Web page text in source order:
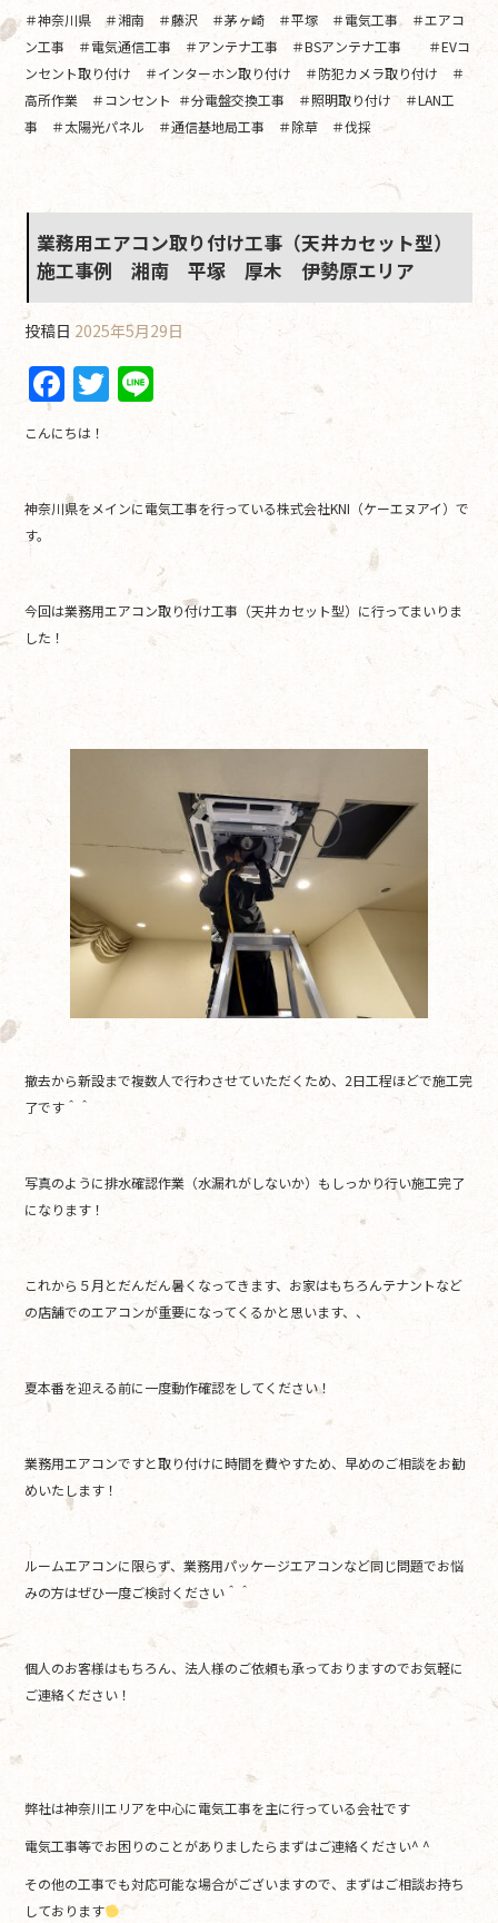
＃神奈川県 ＃湘南 ＃藤沢 ＃茅ヶ崎 ＃平塚 ＃電気工事 ＃エアコ
ン工事 ＃電気通信工事 ＃アンテナ工事 ＃BSアンテナ工事 ＃EVコ
ンセント取り付け ＃インターホン取り付け ＃防犯カメラ取り付け ＃
高所作業 ＃コンセント ＃分電盤交換工事 ＃照明取り付け ＃LAN工
事 ＃太陽光パネル ＃通信基地局工事 ＃除草 ＃伐採
業務用エアコン取り付け工事（天井カセット型）
施工事例 湘南 平塚 厚木 伊勢原エリア
投稿日 2025年5月29日
F
a
c
e
b
o
k
T
er
n
こんにちは！
神奈川県をメインに電気工事を行っている株式会社KNI（ケーエヌアイ）で
す。
今回は業務用エアコン取り付け工事（天井カセット型）に行ってまいりま
した！
撤去から新設まで複数人で行わさせていただくため、2日工程ほどで施工完
了です＾＾
写真のように排水確認作業（水漏れがしないか）もしっかり行い施工完了
になります！
これから５月とだんだん暑くなってきます、お家はもちろんテナントなど
の店舗でのエアコンが重要になってくるかと思います、、
夏本番を迎える前に一度動作確認をしてください！
業務用エアコンですと取り付けに時間を費やすため、早めのご相談をお勧
めいたします！
ルームエアコンに限らず、業務用パッケージエアコンなど同じ問題でお悩
みの方はぜひ一度ご検討ください＾＾
個人のお客様はもちろん、法人様のご依頼も承っておりますのでお気軽に
ご連絡ください！
弊社は神奈川エリアを中心に電気工事を主に行っている会社です
電気工事等でお困りのことがありましたらまずはご連絡ください^ ^
その他の工事でも対応可能な場合がございますので、まずはご相談お持ち
しております